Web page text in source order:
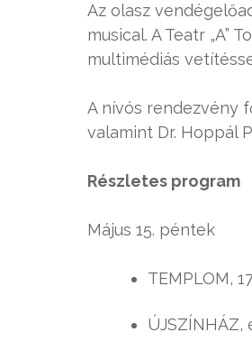
Az olasz
musical. A Teatr „A”
multimédiás
A nívós rendezvény
valamint Dr. Hoppál
Részletes program
Május 15. péntek
TEMPLOM,
ÚJSZÍNHÁZ,